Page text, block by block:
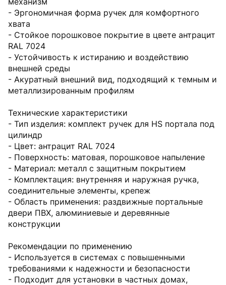
- Эргономичная форма ручек для комфортного
хвата
- Стойкое порошковое покрытие в цвете антрацит
RAL 7024
- Устойчивость к истиранию и воздействию
внешней среды
- Акуратный внешний вид, подходящий к темным и
металлизированным профилям
Технические характеристики
- Тип изделия: комплект ручек для HS портала под
цилиндр
- Цвет: антрацит RAL 7024
- Поверхность: матовая, порошковое напыление
- Материал: металл с защитным покрытием
- Комплектация: внутренняя и наружная ручка,
соединительные элементы, крепеж
- Область применения: раздвижные портальные
двери ПВХ, алюминиевые и деревянные
конструкции
Рекомендации по применению
- Используется в системах с повышенными
требованиями к надежности и безопасности
- Подходит для установки в частных домах,